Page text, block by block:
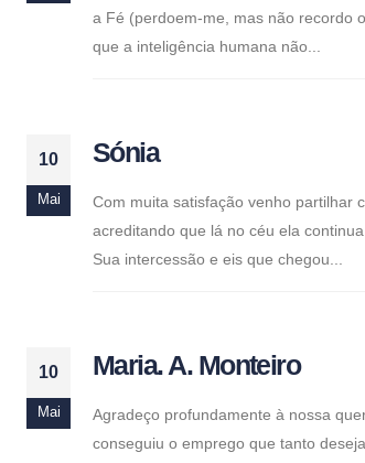
a Fé (perdoem-me, mas não recordo
que a inteligência humana não...
10
Mai
Sónia
Com muita satisfação venho partilhar
acreditando que lá no céu ela
Sua intercessão e eis que chegou...
10
Mai
Maria. A. Monteiro
Agradeço profundamente à nossa
conseguiu o emprego que tanto